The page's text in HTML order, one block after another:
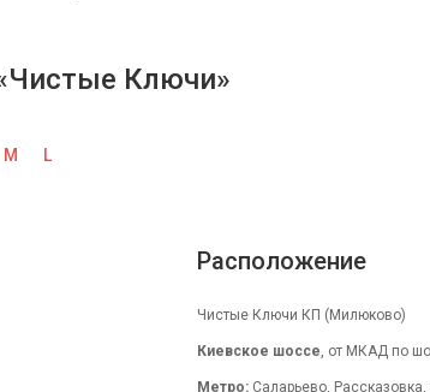
Ключи»
M L
Расположение
Чистые Ключи КП (Милюково)
Киевское шоссе, от МКАД по
Метро:Саларьево,